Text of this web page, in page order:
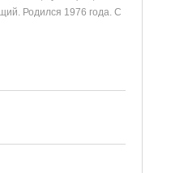
Родился 1976 года. С